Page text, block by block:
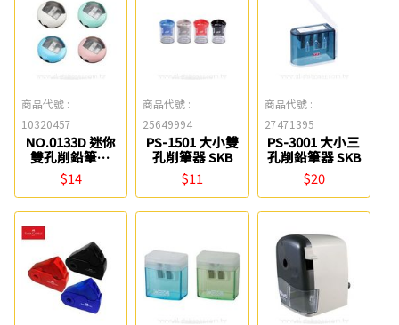
商品代號 :
10320457
NO.0133D 迷你
雙孔削鉛筆機
SDI
$14
商品代號 :
25649994
PS-1501 大小雙
孔削筆器 SKB
$11
商品代號 :
27471395
PS-3001 大小三
孔削鉛筆器 SKB
$20